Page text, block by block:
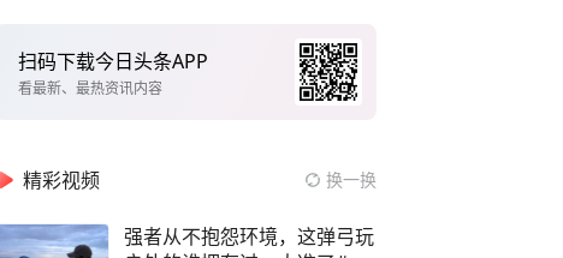
扫码下载今日头条APP
看最新、最热资讯内容
精彩视频 换一换
强者从不抱怨环境，这弹弓玩